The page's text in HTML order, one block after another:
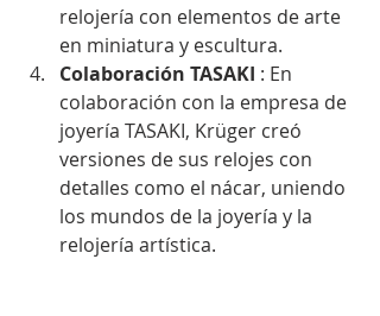
relojería con elementos de arte
en miniatura y escultura.
Colaboración TASAKI : En
colaboración con la empresa de
joyería TASAKI, Krüger creó
versiones de sus relojes con
detalles como el nácar, uniendo
los mundos de la joyería y la
relojería artística.